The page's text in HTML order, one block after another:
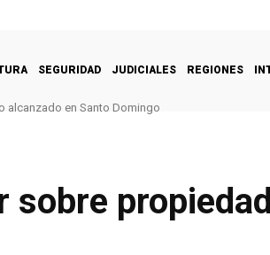
SEGURIDAD JUDICIALES REGIONES
alcanzado en Santo Domingo
sobre propiedad